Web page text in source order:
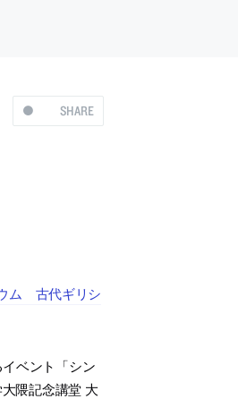
SHARE
ム 古代ギリシ
ベント「シン
隈記念講堂 大